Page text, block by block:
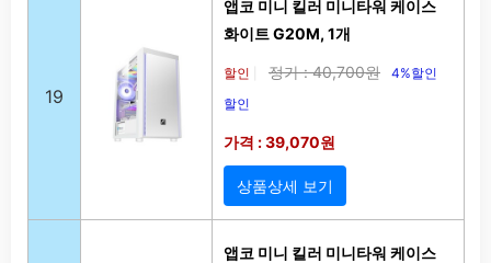
19
앱코 미니 킬러 미니타워 케이스
화이트 G20M, 1개
할인 정가 : 40,700원
4%할인
할인
가격 : 39,070원
상품상세 보기
앱코 미니 킬러 미니타워 케이스